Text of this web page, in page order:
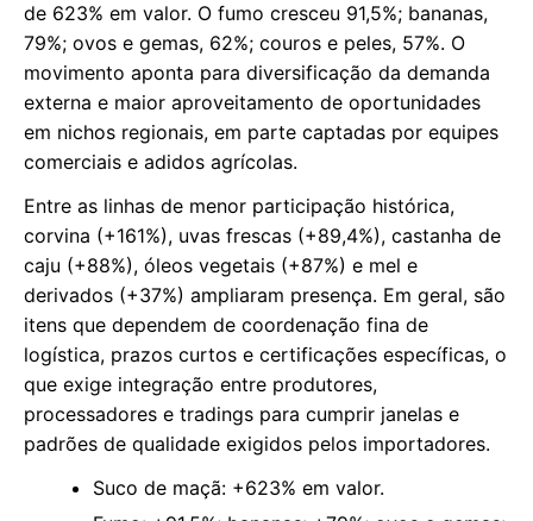
de 623% em valor. O fumo cresceu 91,5%; bananas,
79%; ovos e gemas, 62%; couros e peles, 57%. O
movimento aponta para diversificação da demanda
externa e maior aproveitamento de oportunidades
em nichos regionais, em parte captadas por equipes
comerciais e adidos agrícolas.
Entre as linhas de menor participação histórica,
corvina (+161%), uvas frescas (+89,4%), castanha de
caju (+88%), óleos vegetais (+87%) e mel e
derivados (+37%) ampliaram presença. Em geral, são
itens que dependem de coordenação fina de
logística, prazos curtos e certificações específicas, o
que exige integração entre produtores,
processadores e tradings para cumprir janelas e
padrões de qualidade exigidos pelos importadores.
Suco de maçã: +623% em valor.